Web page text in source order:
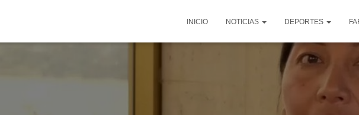
INICIO NOTICIAS DEPORTES